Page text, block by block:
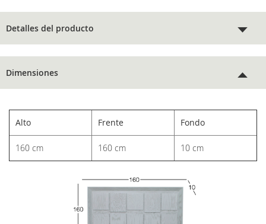
Detalles del producto
Dimensiones
Alto Frente Fondo
160 cm 160 cm 10 cm